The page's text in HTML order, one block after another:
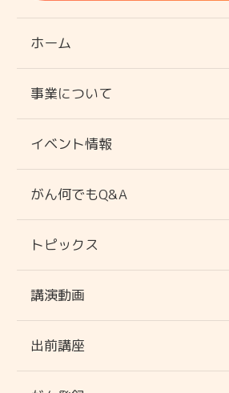
ホーム
事業について
イベント情報
がん何でもQ&A
トピックス
講演動画
出前講座